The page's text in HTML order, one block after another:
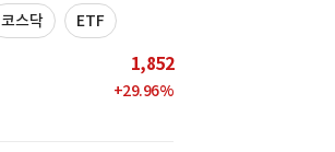
코스닥 ETF
1,852
+29.96%